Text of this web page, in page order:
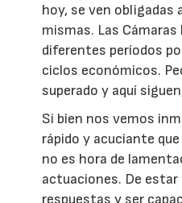
hoy, se ven obligadas
mismas. Las
diferentes períodos
ciclos económicos.
superado y aquí
Si bien nos vemos
rápido y acuciante
no es hora de
actuaciones. De estar
respuestas y ser